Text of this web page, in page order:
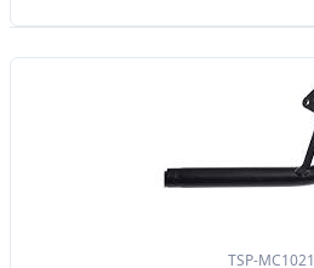
TSP-MC1021